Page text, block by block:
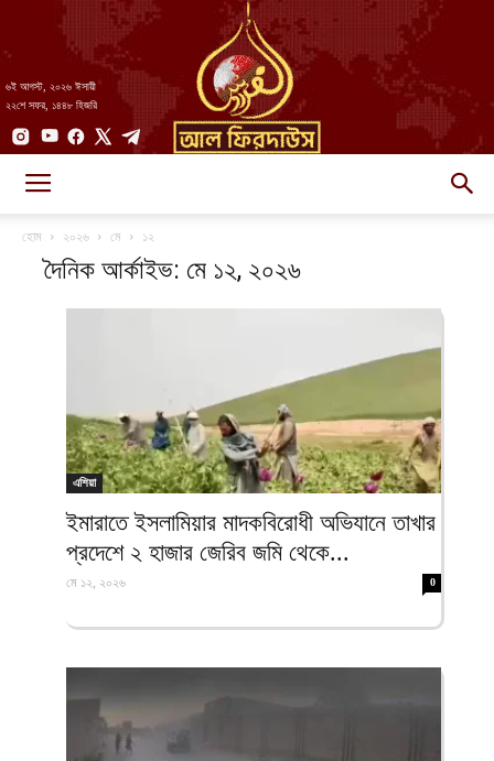
৬ই আগস্ট, ২০২৬ ঈসায়ী
২২শে সফর, ১৪৪৮ হিজরি
আল-
ফিরদাউস
হোম ২০২৬ মে ১২
দৈনিক আর্কাইভ: মে ১২, ২০২৬
এশিয়া
ইমারাতে ইসলামিয়ার মাদকবিরোধী অভিযানে তাখার
প্রদেশে ২ হাজার জেরিব জমি থেকে...
মে ১২, ২০২৬ 0